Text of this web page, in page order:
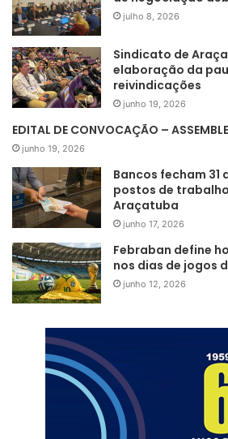
julho 8, 2026
Sindicato de
elaboração da
reivindicações
junho 19, 2026
EDITAL DE CONVOCAÇÃO –
junho 19, 2026
Bancos fecham 31
postos de
Araçatuba
junho 17, 2026
Febraban define
nos dias de jogos
junho 12, 2026